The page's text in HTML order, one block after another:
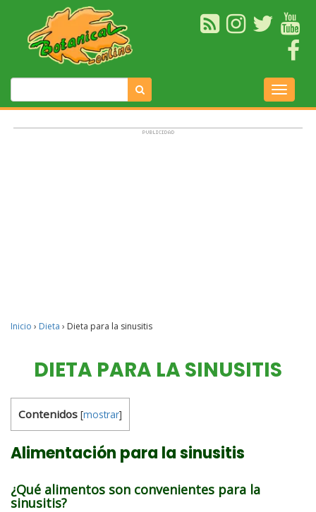
Inicio › Dieta › Dieta para la sinusitis
DIETA PARA LA SINUSITIS
Contenidos [mostrar]
Alimentación para la sinusitis
¿Qué alimentos son convenientes para la
sinusitis?